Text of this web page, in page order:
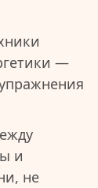
—
и
не